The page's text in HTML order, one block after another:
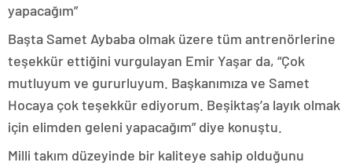
yapacağım”
Başta Samet Aybaba olmak üzere tüm antrenörlerine
teşekkür ettiğini vurgulayan Emir Yaşar da, “Çok
mutluyum ve gururluyum. Başkanımıza ve Samet
Hocaya çok teşekkür ediyorum. Beşiktaş’a layık olmak
için elimden geleni yapacağım” diye konuştu.
Milli takım düzeyinde bir kaliteye sahip olduğunu